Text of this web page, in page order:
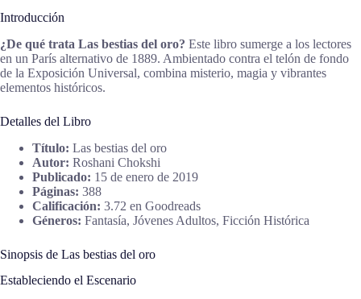
Introducción
¿De qué trata Las bestias del oro? Este libro sumerge a los lectores
en un París alternativo de 1889. Ambientado contra el telón de fondo
de la Exposición Universal, combina misterio, magia y vibrantes
elementos históricos.
Detalles del Libro
Título: Las bestias del oro
Autor: Roshani Chokshi
Publicado: 15 de enero de 2019
Páginas: 388
Calificación: 3.72 en Goodreads
Géneros: Fantasía, Jóvenes Adultos, Ficción Histórica
Sinopsis de Las bestias del oro
Estableciendo el Escenario